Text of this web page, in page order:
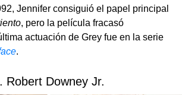
Jennifer consiguió el papel principal
, pero la película fracasó
actuación de Grey fue en la serie
.
Robert Downey Jr.